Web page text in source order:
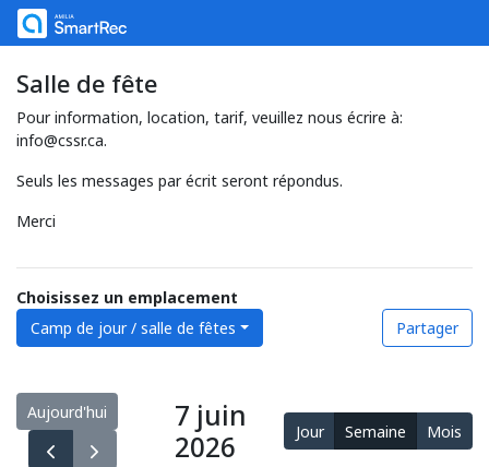
Salle de fête
Pour information, location, tarif, veuillez nous écrire à:
info@cssr.ca.
Seuls les messages par écrit seront répondus.
Merci
Choisissez un emplacement
Camp de jour / salle de fêtes
Partager
Aujourd'hui
7 juin
2026
Jour Semaine Mois